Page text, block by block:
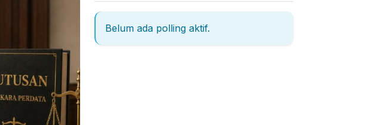
Belum ada polling aktif.